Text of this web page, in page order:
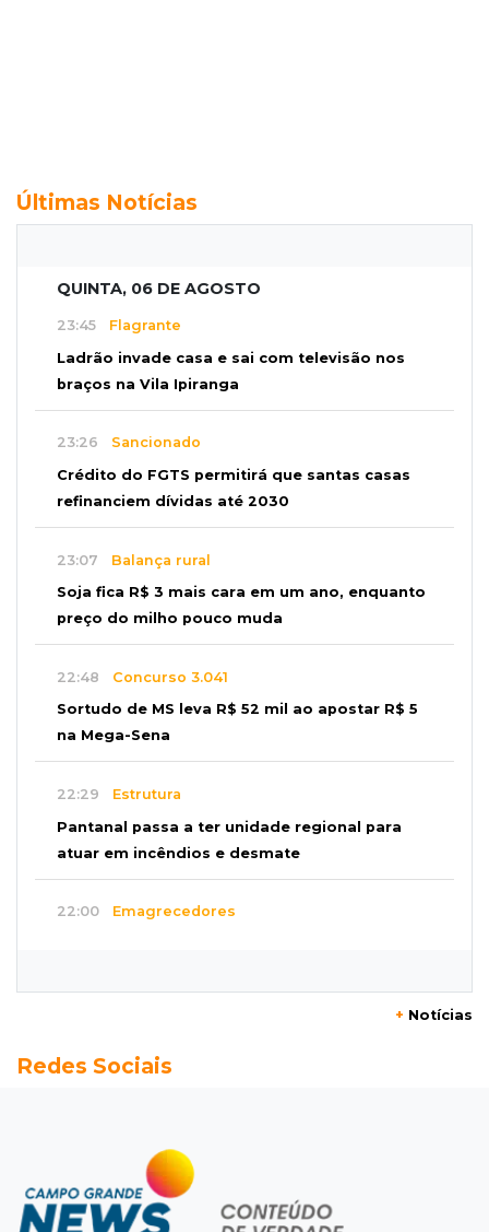
Últimas Notícias
QUINTA, 06 DE AGOSTO
23:45 Flagrante
Ladrão invade casa e sai com televisão nos
braços na Vila Ipiranga
23:26 Sancionado
Crédito do FGTS permitirá que santas casas
refinanciem dívidas até 2030
23:07 Balança rural
Soja fica R$ 3 mais cara em um ano, enquanto
preço do milho pouco muda
22:48 Concurso 3.041
Sortudo de MS leva R$ 52 mil ao apostar R$ 5
na Mega-Sena
22:29 Estrutura
Pantanal passa a ter unidade regional para
atuar em incêndios e desmate
22:00 Emagrecedores
Granizo danifica telhados e plantações
Agregado
Inter perde para o Corinthians mas avança às
quartas da Copa do Brasil
+ Notícias
Redes Sociais